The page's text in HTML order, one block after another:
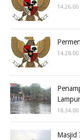
14.26.00
14.28.00
18.34.00
Masjid